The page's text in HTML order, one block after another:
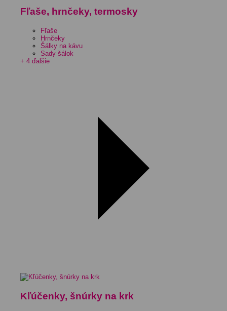
Fľaše, hrnčeky, termosky
Fľaše
Hrnčeky
Šálky na kávu
Sady šálok
+ 4 ďalšie
Kľúčenky, šnúrky na krk